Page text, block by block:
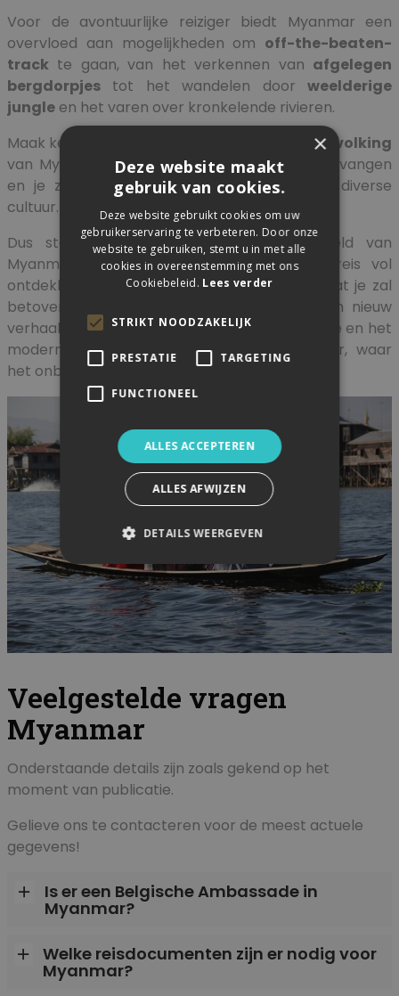
Voor de avontuurlijke reiziger biedt Myanmar een
overvloed aan mogelijkheden om off-the-beaten-
track te gaan, van het verkennen van afgelegen
bergdorpjes tot het wandelen door weelderige
jungle en het varen over kronkelende rivieren.
Maak kennis met de hartelijke en
gastvrije bevolking
van Myanmar, die je met open armen zal ontvangen
en je zal verwelkomen in hun kleurrijke en diverse
cultuur.
Dus stap binnen in de mysterieuze wereld van
Myanmar en laat je meevoeren op een reis vol
ontdekkingen en avonturen. Dit is een land dat je zal
betoveren en intrigeren, waar elke hoek een nieuw
verhaal vertelt en waar de magie van het oude en het
moderne samenkomen. Welkom in Myanmar, waar
het onbekende wacht om ontdekt te worden.
Veelgestelde vragen
Myanmar
Onderstaande details zijn zoals gekend op het
moment van publicatie.
Gelieve ons te contacteren voor de meest actuele
gegevens!
Is er een Belgische Ambassade in
Myanmar?
Welke reisdocumenten zijn er nodig voor
Myanmar?
×
Deze website maakt
gebruik van cookies.
Deze website gebruikt cookies om uw
gebruikerservaring te verbeteren. Door onze
website te gebruiken, stemt u in met alle
cookies in overeenstemming met ons
Cookiebeleid. Lees verder
STRIKT NOODZAKELIJK
PRESTATIE TARGETING
FUNCTIONEEL
ALLES ACCEPTEREN
ALLES AFWIJZEN
DETAILS WEERGEVEN